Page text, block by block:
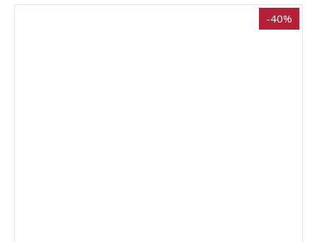
-40%